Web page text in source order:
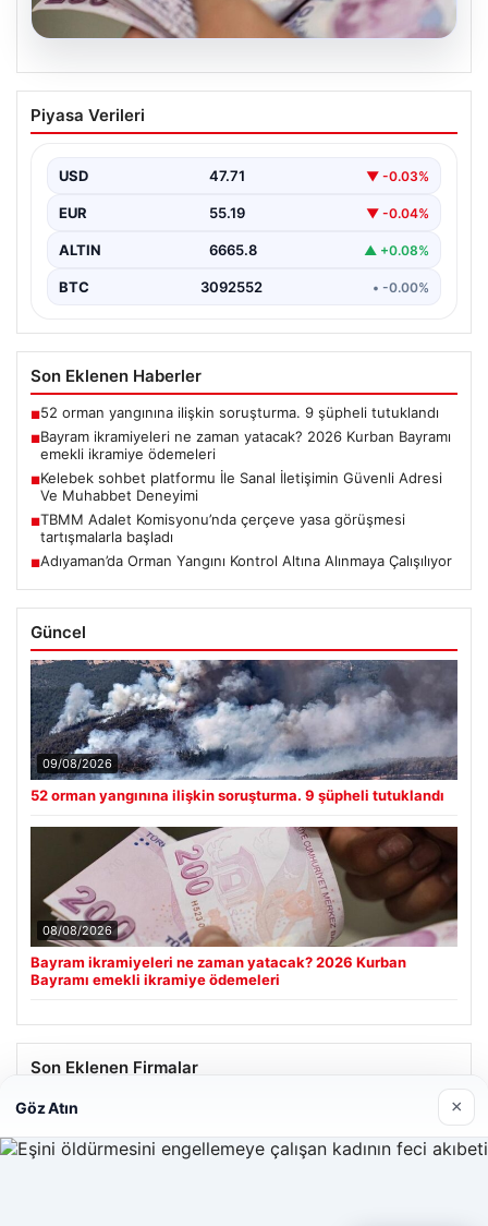
08.08.2026
Bayram ikramiyeleri ne zaman yatacak?
2026 Kurban Bayramı emekli ikramiye
Piyasa Verileri
USD 47.71 ▼ -0.03%
EUR 55.19 ▼ -0.04%
ALTIN 6665.8 ▲ +0.08%
BTC 3092552 • -0.00%
Son Eklenen Haberler
■52 orman yangınına ilişkin soruşturma. 9 şüpheli tutuklandı
■Bayram ikramiyeleri ne zaman yatacak? 2026 Kurban Bayramı
emekli ikramiye ödemeleri
■Kelebek sohbet platformu İle Sanal İletişimin Güvenli Adresi
Ve Muhabbet Deneyimi
■TBMM Adalet Komisyonu’nda çerçeve yasa görüşmesi
tartışmalarla başladı
■Adıyaman’da Orman Yangını Kontrol Altına Alınmaya Çalışılıyor
Güncel
09/08/2026
52 orman yangınına ilişkin soruşturma. 9 şüpheli tutuklandı
08/08/2026
Bayram ikramiyeleri ne zaman yatacak? 2026 Kurban
Bayramı emekli ikramiye ödemeleri
Son Eklenen Firmalar
Göz Atın ×